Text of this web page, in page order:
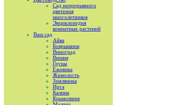
Сад непрерывного
цветения
многолетников
Энциклопедия
комнатных растений
Ваш сад
Айва
Боярышник
Виноград
Вишня
Груша
Ежевика
Жимолость
Земляника
Ирга
Калина
Крыжовник